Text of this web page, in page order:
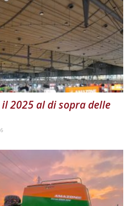
2025 al di sopra delle